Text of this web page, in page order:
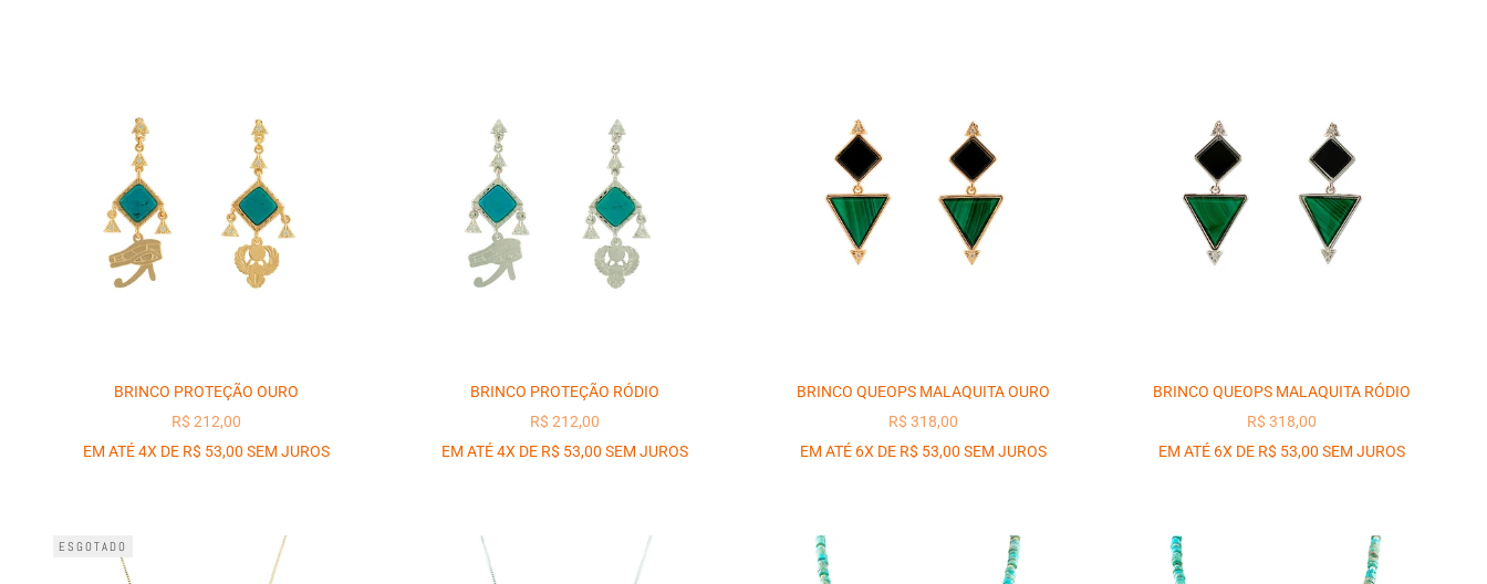
BRINCO PROTEÇÃO OURO
PREÇO PROMOCIONAL
R$ 212,00
EM ATÉ 4X DE R$ 53,00 SEM JUROS
BRINCO PROTEÇÃO RÓDIO
PREÇO PROMOCIONAL
R$ 212,00
EM ATÉ 4X DE R$ 53,00 SEM JUROS
BRINCO QUEOPS MALAQUITA OURO
PREÇO PROMOCIONAL
R$ 318,00
EM ATÉ 6X DE R$ 53,00 SEM JUROS
BRINCO QUEOPS MALAQUITA RÓDIO
PREÇO PROMOCIONAL
R$ 318,00
EM ATÉ 6X DE R$ 53,00 SEM JUROS
ESGOTADO